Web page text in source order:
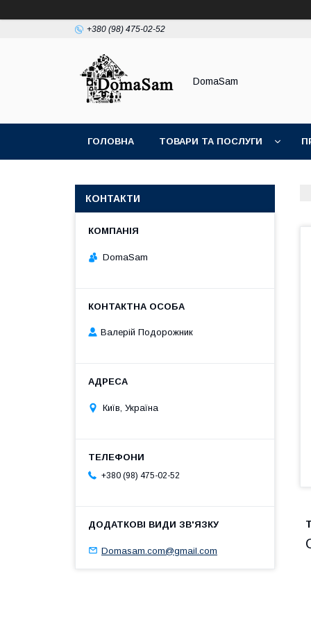
+380 (98) 475-02-52
DomaSam
ГОЛОВНА ТОВАРИ ТА ПОСЛУГИ
КОНТАКТИ
DomaSam
Валерій Подорожник
Київ, Україна
+380 (98) 475-02-52
Domasam.com@gmail.com